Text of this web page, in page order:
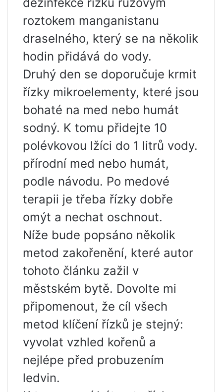
dezinfekce řízků růžovým
roztokem manganistanu
draselného, ​​který se na několik
hodin přidává do vody.
Druhý den se doporučuje krmit
řízky mikroelementy, které jsou
bohaté na med nebo humát
sodný. K tomu přidejte 10
polévkovou lžíci do 1 litrů vody.
přírodní med nebo humát,
podle návodu. Po medové
terapii je třeba řízky dobře
omýt a nechat oschnout.
Níže bude popsáno několik
metod zakořenění, které autor
tohoto článku zažil v
městském bytě. Dovolte mi
připomenout, že cíl všech
metod klíčení řízků je stejný:
vyvolat vzhled kořenů a
nejlépe před probuzením
ledvin.